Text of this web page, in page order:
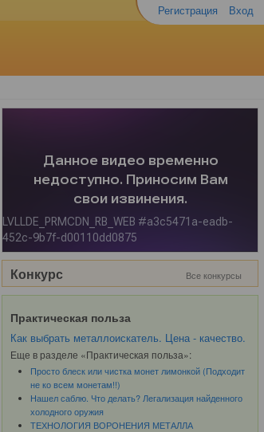
Регистрация Вход
Конкурс Все конкурсы
Практическая польза
Как выбрать металлоискатель. Цена - качество.
Еще в разделе «Практическая польза»:
Просто блеск или чистка монет лимонкой (Подходит
не ко всем монетам!!)
Нашел саблю. Что делать? Легализация найденного
холодного оружия
ТЕХНОЛОГИЯ ВОРОНЕНИЯ МЕТАЛЛА